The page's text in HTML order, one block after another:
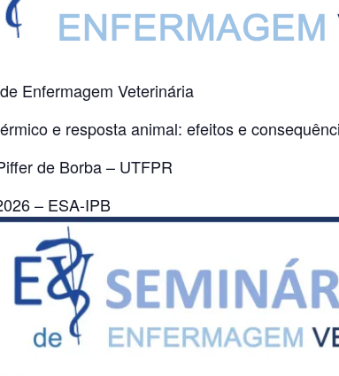
Enfermagem Veterinária
e resposta animal: efeitos e
de Borba – UTFPR
– ESA-IPB